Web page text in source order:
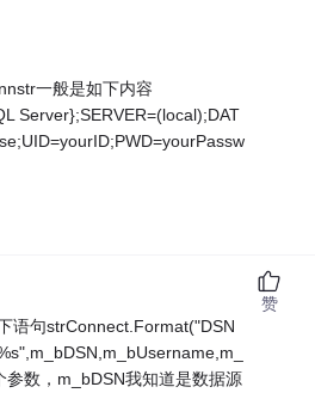
一般是如下内容
Server};SERVER=(local);DAT
语句strConnect.Format("DSN
参数，m_bDSN我知道是数据源
赞